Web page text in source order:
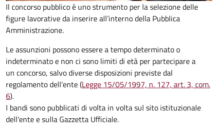
Il concorso pubblico è uno strumento per la selezione delle
figure lavorative da inserire all’interno della Pubblica
Amministrazione.
Le assunzioni possono essere a tempo determinato o
indeterminato e non ci sono limiti di età per partecipare a
un concorso, salvo diverse disposizioni previste dal
regolamento dell'ente (Legge 15/05/1997, n. 127, art. 3, com.
6).
I bandi sono pubblicati di volta in volta sul sito istituzionale
dell'ente e sulla Gazzetta Ufficiale.